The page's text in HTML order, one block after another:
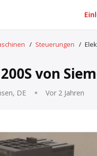
/ Steuerungen /
von
DE Vor 2 Jahren